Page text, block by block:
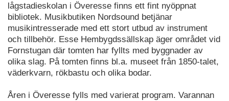
lågstadieskolan i Överesse finns ett fint nyöppnat
bibliotek. Musikbutiken Nordsound betjänar
musikintresserade med ett stort utbud av instrument
och tillbehör. Esse Hembygdssällskap äger området vid
Fornstugan där tomten har fyllts med byggnader av
olika slag. På tomten finns bl.a. museet från 1850-talet,
väderkvarn, rökbastu och olika bodar.
Åren i Överesse fylls med varierat program. Varannan